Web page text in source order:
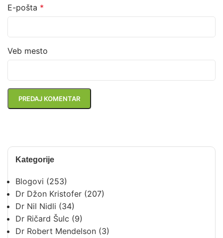
Kategorije
Blogovi (253)
Dr Džon Kristofer (207)
Dr Nil Nidli (34)
Dr Ričard Šulc (9)
Dr Robert Mendelson (3)
E-pošta *
Veb mesto